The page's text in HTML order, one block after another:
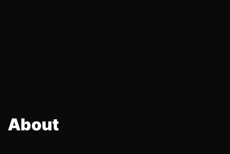
About